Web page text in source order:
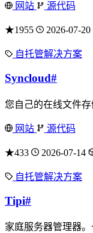
网站 源代码
★1955 2026-07-20
自托管解决方案
Syncloud#
您自己的在线文件存
网站 源代码
★433 2026-07-14
自托管解决方案
Tipi#
家庭服务器管理器